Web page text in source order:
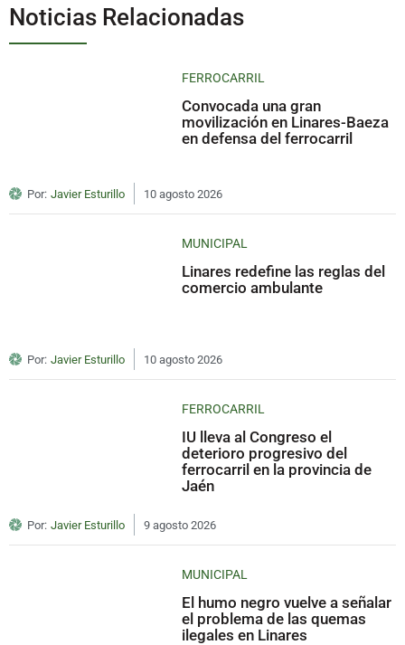
Noticias Relacionadas
FERROCARRIL
Convocada una gran
movilización en Linares-Baeza
en defensa del ferrocarril
Por: Javier Esturillo 10 agosto 2026
MUNICIPAL
Linares redefine las reglas del
comercio ambulante
Por: Javier Esturillo 10 agosto 2026
FERROCARRIL
IU lleva al Congreso el
deterioro progresivo del
ferrocarril en la provincia de
Jaén
Por: Javier Esturillo 9 agosto 2026
MUNICIPAL
El humo negro vuelve a señalar
el problema de las quemas
ilegales en Linares